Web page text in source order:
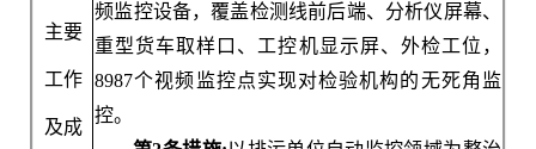
主要
工作
及成
频监控设备，覆盖检测线前后端、分析仪屏幕、
重型货车取样口、工控机显示屏、外检工位，
8987个视频监控点实现对检验机构的无死角监
控。